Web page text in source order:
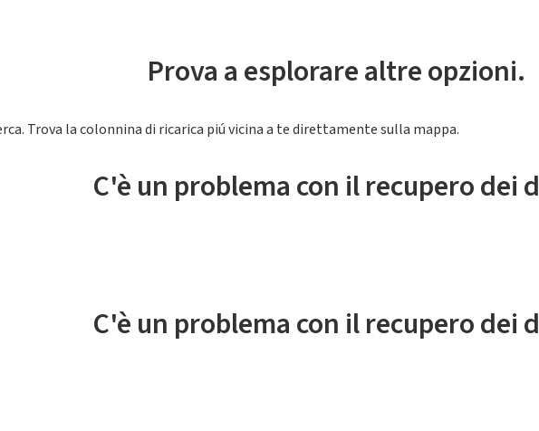
Prova a esplorare altre opzioni.
Trova la colonnina di ricarica piú vicina a te direttamente sulla mappa.
C'è un problema con il recupero dei
C'è un problema con il recupero dei